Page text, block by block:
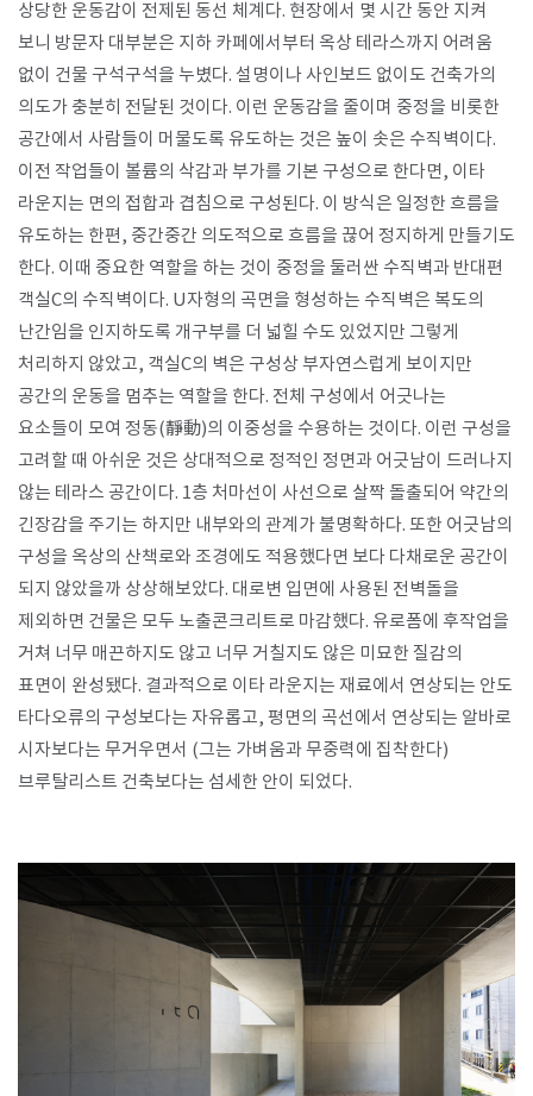
상당한 운동감이 전제된 동선 체계다. 현장에서 몇 시간 동안 지켜
보니 방문자 대부분은 지하 카페에서부터 옥상 테라스까지 어려움
없이 건물 구석구석을 누볐다. 설명이나 사인보드 없이도 건축가의
의도가 충분히 전달된 것이다. 이런 운동감을 줄이며 중정을 비롯한
공간에서 사람들이 머물도록 유도하는 것은 높이 솟은 수직벽이다.
이전 작업들이 볼륨의 삭감과 부가를 기본 구성으로 한다면, 이타
라운지는 면의 접합과 겹침으로 구성된다. 이 방식은 일정한 흐름을
유도하는 한편, 중간중간 의도적으로 흐름을 끊어 정지하게 만들기도
한다. 이때 중요한 역할을 하는 것이 중정을 둘러싼 수직벽과 반대편
객실C의 수직벽이다. U자형의 곡면을 형성하는 수직벽은 복도의
난간임을 인지하도록 개구부를 더 넓힐 수도 있었지만 그렇게
처리하지 않았고, 객실C의 벽은 구성상 부자연스럽게 보이지만
공간의 운동을 멈추는 역할을 한다. 전체 구성에서 어긋나는
요소들이 모여 정동(靜動)의 이중성을 수용하는 것이다. 이런 구성을
고려할 때 아쉬운 것은 상대적으로 정적인 정면과 어긋남이 드러나지
않는 테라스 공간이다. 1층 처마선이 사선으로 살짝 돌출되어 약간의
긴장감을 주기는 하지만 내부와의 관계가 불명확하다. 또한 어긋남의
구성을 옥상의 산책로와 조경에도 적용했다면 보다 다채로운 공간이
되지 않았을까 상상해보았다. 대로변 입면에 사용된 전벽돌을
제외하면 건물은 모두 노출콘크리트로 마감했다. 유로폼에 후작업을
거쳐 너무 매끈하지도 않고 너무 거칠지도 않은 미묘한 질감의
표면이 완성됐다. 결과적으로 이타 라운지는 재료에서 연상되는 안도
타다오류의 구성보다는 자유롭고, 평면의 곡선에서 연상되는 알바로
시자보다는 무거우면서 (그는 가벼움과 무중력에 집착한다)
브루탈리스트 건축보다는 섬세한 안이 되었다.